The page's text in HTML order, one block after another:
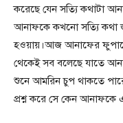
করেছে যেন সত্যি কথাটা
আনাফকে কখনো সত্যি কথা
হওয়ায়।আজ আনাফের
থেকেই সব বলেছে যাতে
শুনে আমরিন চুপ থাকতে
প্রশ্ন করে সে কেন আনাফকে